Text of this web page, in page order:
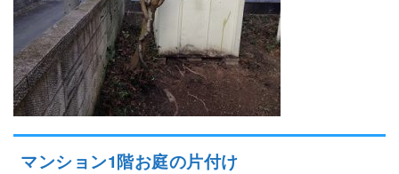
マンション1階お庭の片付け